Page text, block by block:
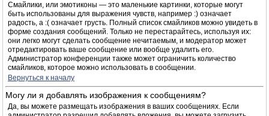
Смайлики, или эмотиконы — это маленькие картинки, которые могут
быть использованы для выражения чувств, например :) означает
радость, а :( означает грусть. Полный список смайликов можно увидеть в
форме создания сообщений. Только не перестарайтесь, используя их:
они легко могут сделать сообщение нечитаемым, и модератор может
отредактировать ваше сообщение или вообще удалить его.
Администратор конференции также может ограничить количество
смайликов, которое можно использовать в сообщении.
Вернуться к началу
Могу ли я добавлять изображения к сообщениям?
Да, вы можете размещать изображения в ваших сообщениях. Если